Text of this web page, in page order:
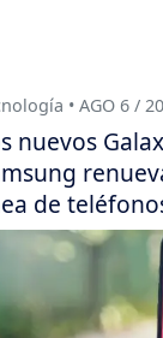
• AGO 6 /
nuevos
de